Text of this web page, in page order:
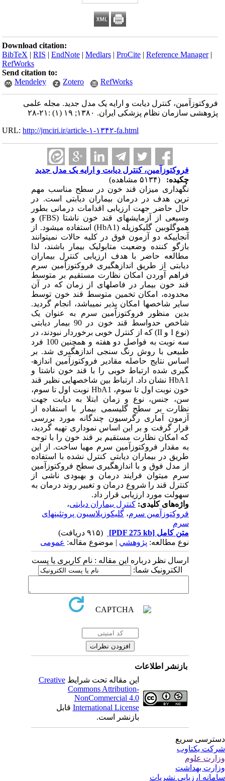
Download citation:
BibTeX |RIS |EndNote |Medlars |ProCite |Reference Manager
RefWorks
Send citation to:
Mendeley
Zotero RefWorks
فروکتوزآمین، کنترل دیابت و ارایه یک مدل جدید. مجله علمی
پژوهشی سازمان نظام پزشکی ایران. ۱۳۸۰; ۱۹ (۱) :۲۱-۲۸
URL:http://jmciri.ir/article-۱-۱۳۴۲-fa.html
فروکتوزآمین، کنترل دیابت و ارایه یک مدل جدید
چکیده:
نگهداری میزان قند خون در سطح مناسب مهم
ترین هدف در درمان بیماران دیابتی است. در
حال حاضر جهت ارزیابی اقدامات درمانی بطور
وسیعی از آزمایشهای قند خون ناشتا (FBS) و
هموگلوبین گلیکوزیله (HbA1) استفاده می­شود. از
آنجاییکه دو آزمون فوق در کلیه حالات نمی­توانند
بازگو کننده وضعیت متابولیک بیمار باشند، لذا
مطالعه حاضر با هدف ارزیابی کنترل بیماران
دیابتی از طریق اندازه­گیری فروکتوزآمین سرم
فراهم آوردن امکان نظارت مستقیم بر متوسط
قند خون بیمار در فاصله­ای از زمان که در آن
محدوده، امکان تخمین متوسط قند خون توسط
سایر شاخصها امکان پذیر نمی­باشد، انجام گردید.
بدین منظور فروکتوزآمین سرم به عنوان یک
شاخص حدواسط قند خون در 90 بیمار دیابتی
(نوع I و II) که از کنترل خوبی برخوردار نبودند، در
سه نوبت به فواصل دو هفته و همچنین 100 فرد
طبیعی با روش رنگ سنجی اندازه­گیری شد. بر
اساس نتایج حاصله مقادیر فروکتوزآمین اندازه­
گیری شده ارتباط خوبی را با قند خون ناشتا و
HbA1 نشان داد. ارتباط بین شاخصهایی نظیر قند
خون نوبت اول تا سوم، HbA1 نوبت اول تا سوم،
سن، جنس، نوع و زمان ابتلا به دیابت جهت
نظارت بر سطح گلیسمی بیمار با استفاده از
آزمون آماری رگرسیون چندگانه مورد بررسی
قرار گرفت و بر این اساس نموداری تهیه گردید،
که امکان نظارت مستقیم بر قند خون را با توجه
به مقدار فروکتوزآمین سرم مهیا ساخت. از این
طریق در بیماران دیابتی کنترل نشده با استفاده
از مدل فوق و با اندازه­گیری سطح فروکتوزآمین
سرم می­توان فرایند درمان و بهبودی ناشی از
کنترل قند را شروع درمان و تغییر روند درمان به
سهولت مورد ارزیابی قرار داد.
واژه‌های کلیدی:کنترل بیماران دیابتی،
فروکتوزآمین سرم ،گلیکوزیلاسیون پروتئینهای
سرم
متن کامل[PDF 275 kb]
نوع مطالعه:پژوهشي| موضوع مقاله:عمومى
ارسال نظر درباره این مقاله : نام کاربری یا پست
الکترونیک شما:
بازنشر اطلاعات
این مقاله تحت شرایطCreative
Commons Attribution-
NonCommercial 4.0
International Licenseقابل
بازنشر است.
سریع
یکتاوب
علوم
بهداشت
ارزیابی نشریات